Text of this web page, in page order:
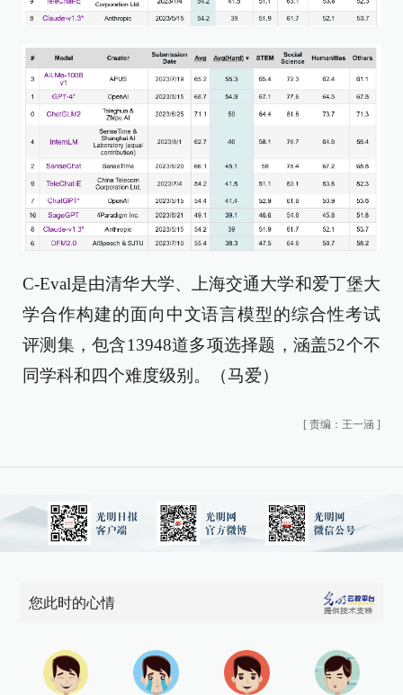
C-Eval是由清华大学、上海交通大学和爱丁堡大
学合作构建的面向中文语言模型的综合性考试
评测集，包含13948道多项选择题，涵盖52个不
同学科和四个难度级别。（马爱）
[ 责编：王一涵 ]
您此时的心情